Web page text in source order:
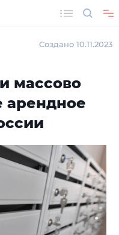
Создано 10.11.2023
массово
арендное